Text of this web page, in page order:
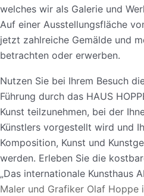
welches wir als Galerie und
Auf einer Ausstellungsfläche
jetzt zahlreiche Gemälde und
betrachten oder erwerben.
Nutzen Sie bei Ihrem Besuch
Führung durch das HAUS
Kunst teilzunehmen, bei der
Künstlers vorgestellt wird und
Komposition, Kunst und
werden. Erleben Sie die
„Das internationale Kunsthaus
Maler und Grafiker Olaf Hoppe